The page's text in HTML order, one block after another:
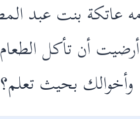
عاتكة بنت عبد
أرضيت أن تأكل
وأخوالك بحيث تعلم؟